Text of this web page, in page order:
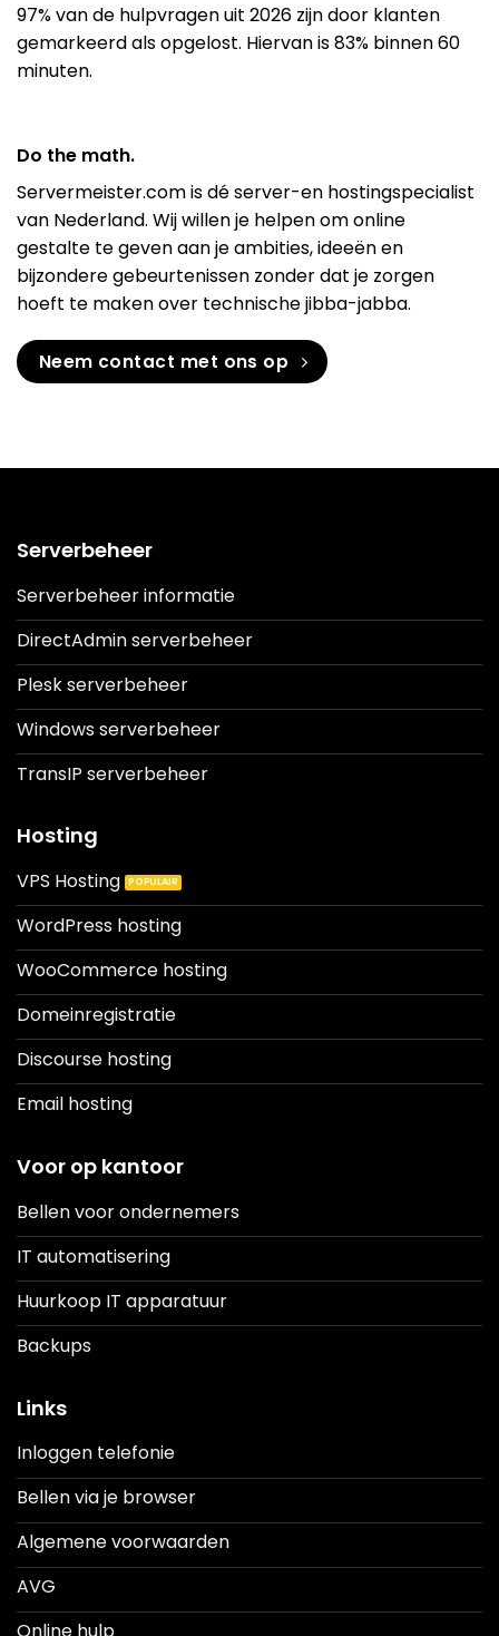
97% van de hulpvragen uit 2026 zijn door klanten
gemarkeerd als opgelost. Hiervan is 83% binnen 60
minuten.
Do the math.
Servermeister.com is dé server-en hostingspecialist
van Nederland. Wij willen je helpen om online
gestalte te geven aan je ambities, ideeën en
bijzondere gebeurtenissen zonder dat je zorgen
hoeft te maken over technische jibba-jabba.
Neem contact met ons op
Serverbeheer
Serverbeheer informatie
DirectAdmin serverbeheer
Plesk serverbeheer
Windows serverbeheer
TransIP serverbeheer
Hosting
VPS Hosting
WordPress hosting
WooCommerce hosting
Domeinregistratie
Discourse hosting
Email hosting
Voor op kantoor
Bellen voor ondernemers
IT automatisering
Huurkoop IT apparatuur
Backups
Links
Inloggen telefonie
Bellen via je browser
Algemene voorwaarden
AVG